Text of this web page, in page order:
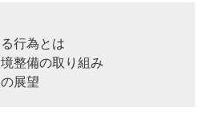
行為とは
整備の取り組み
展望